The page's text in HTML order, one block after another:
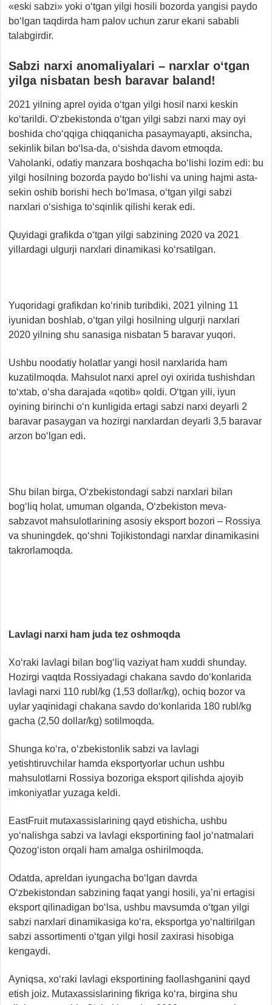
«eski sabzi» yoki o‘tgan yilgi hosili bozorda yangisi paydo
bo‘lgan taqdirda ham palov uchun zarur ekani sababli
talabgirdir.
Sabzi narxi anomaliyalari – narxlar o‘tgan
yilga nisbatan besh baravar baland!
2021 yilning aprel oyida o‘tgan yilgi hosil narxi keskin
ko‘tarildi. O‘zbekistonda o‘tgan yilgi sabzi narxi may oyi
boshida cho‘qqiga chiqqanicha pasaymayapti, aksincha,
sekinlik bilan bo‘lsa-da, o‘sishda davom etmoqda.
Vaholanki, odatiy manzara boshqacha bo‘lishi lozim edi: bu
yilgi hosilning bozorda paydo bo‘lishi va uning hajmi asta-
sekin oshib borishi hech bo‘lmasa, o‘tgan yilgi sabzi
narxlari o‘sishiga to‘sqinlik qilishi kerak edi.
Quyidagi grafikda o‘tgan yilgi sabzining 2020 va 2021
yillardagi ulgurji narxlari dinamikasi ko‘rsatilgan.
Yuqoridagi grafikdan ko‘rinib turibdiki, 2021 yilning 11
iyunidan boshlab, o‘tgan yilgi hosilning ulgurji narxlari
2020 yilning shu sanasiga nisbatan 5 baravar yuqori.
Ushbu noodatiy holatlar yangi hosil narxlarida ham
kuzatilmoqda. Mahsulot narxi aprel oyi oxirida tushishdan
to‘xtab, o‘sha darajada «qotib» qoldi. O‘tgan yili, iyun
oyining birinchi o‘n kunligida ertagi sabzi narxi deyarli 2
baravar pasaygan va hozirgi narxlardan deyarli 3,5 baravar
arzon bo‘lgan edi.
Shu bilan birga, O‘zbekistondagi sabzi narxlari bilan
bog‘liq holat, umuman olganda, O‘zbekiston meva-
sabzavot mahsulotlarining asosiy eksport bozori – Rossiya
va shuningdek, qo‘shni Tojikistondagi narxlar dinamikasini
takrorlamoqda.
Lavlagi narxi ham juda tez oshmoqda
Xo‘raki lavlagi bilan bog‘liq vaziyat ham xuddi shunday.
Hozirgi vaqtda Rossiyadagi chakana savdo do‘konlarida
lavlagi narxi 110 rubl/kg (1,53 dollar/kg), ochiq bozor va
uylar yaqinidagi chakana savdo do‘konlarida 180 rubl/kg
gacha (2,50 dollar/kg) sotilmoqda.
Shunga ko‘ra, o‘zbekistonlik sabzi va lavlagi
yetishtiruvchilar hamda eksportyorlar uchun ushbu
mahsulotlarni Rossiya bozoriga eksport qilishda ajoyib
imkoniyatlar yuzaga keldi.
EastFruit mutaxassislarining qayd etishicha, ushbu
yo‘nalishga sabzi va lavlagi eksportining faol jo‘natmalari
Qozog‘iston orqali ham amalga oshirilmoqda.
Odatda, apreldan iyungacha bo‘lgan davrda
O‘zbekistondan sabzining faqat yangi hosili, ya’ni ertagisi
eksport qilinadigan bo‘lsa, ushbu mavsumda o‘tgan yilgi
sabzi narxlari dinamikasiga ko‘ra, eksportga yo‘naltirilgan
sabzi assortimenti o‘tgan yilgi hosil zaxirasi hisobiga
kengaydi.
Ayniqsa, xo‘raki lavlagi eksportining faollashganini qayd
etish joiz. Mutaxassislarining fikriga ko‘ra, birgina shu